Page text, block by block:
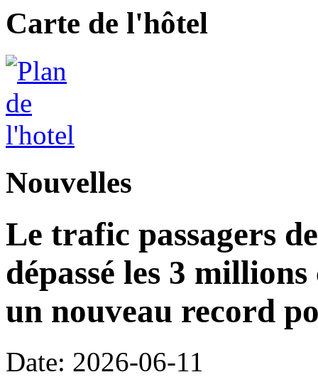
Carte de l'hôtel
Nouvelles
Le trafic passagers
dépassé les 3
un nouveau record
Date: 2026-06-11